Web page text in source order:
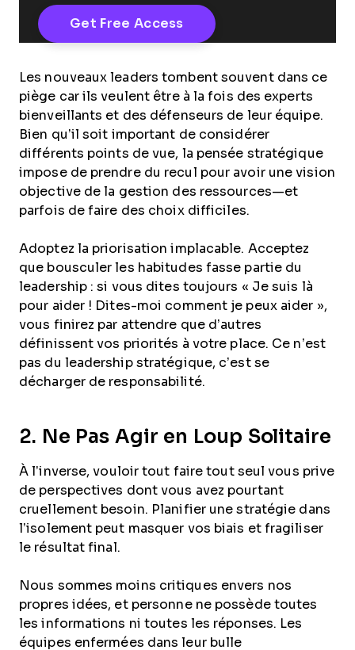
Les nouveaux leaders tombent souvent dans ce
piège car ils veulent être à la fois des experts
bienveillants et des défenseurs de leur équipe.
Bien qu’il soit important de considérer
différents points de vue, la pensée stratégique
impose de prendre du recul pour avoir une vision
objective de la gestion des ressources—et
parfois de faire des choix difficiles.
Adoptez la priorisation implacable. Acceptez
que bousculer les habitudes fasse partie du
leadership : si vous dites toujours « Je suis là
pour aider ! Dites-moi comment je peux aider »,
vous finirez par attendre que d’autres
définissent vos priorités à votre place. Ce n’est
pas du leadership stratégique, c’est se
décharger de responsabilité.
2. Ne Pas Agir en Loup Solitaire
À l’inverse, vouloir tout faire tout seul vous prive
de perspectives dont vous avez pourtant
cruellement besoin. Planifier une stratégie dans
l’isolement peut masquer vos biais et fragiliser
le résultat final.
Nous sommes moins critiques envers nos
propres idées, et personne ne possède toutes
les informations ni toutes les réponses. Les
équipes enfermées dans leur bulle